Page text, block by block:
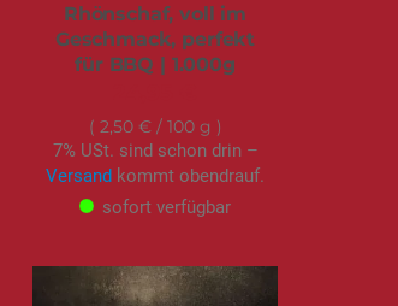
Rhönschaf, voll im
Geschmack, perfekt
für BBQ | 1.000g
2,50 €/ 100 g
7% USt. sind schon drin –
Versand kommt obendrauf.
sofort verfügbar